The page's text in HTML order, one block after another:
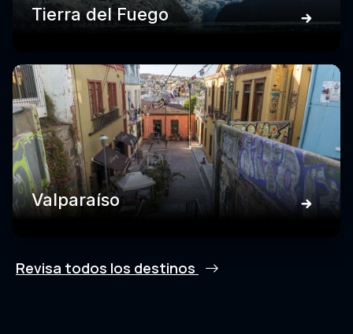
Tierra del Fuego
Valparaíso
Revisa todos los destinos